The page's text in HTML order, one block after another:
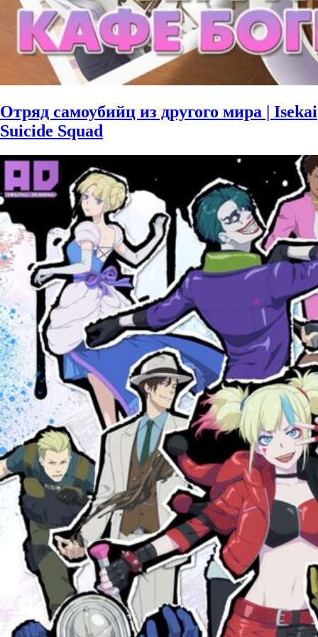
Отряд самоубийц из другого мира | Isekai
Suicide Squad